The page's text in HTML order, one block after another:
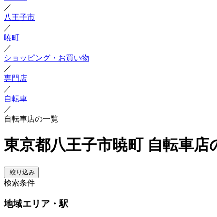
／
八王子市
／
暁町
／
ショッピング・お買い物
／
専門店
／
自転車
／
自転車店の一覧
東京都八王子市暁町 自転車店
絞り込み
検索条件
地域エリア・駅